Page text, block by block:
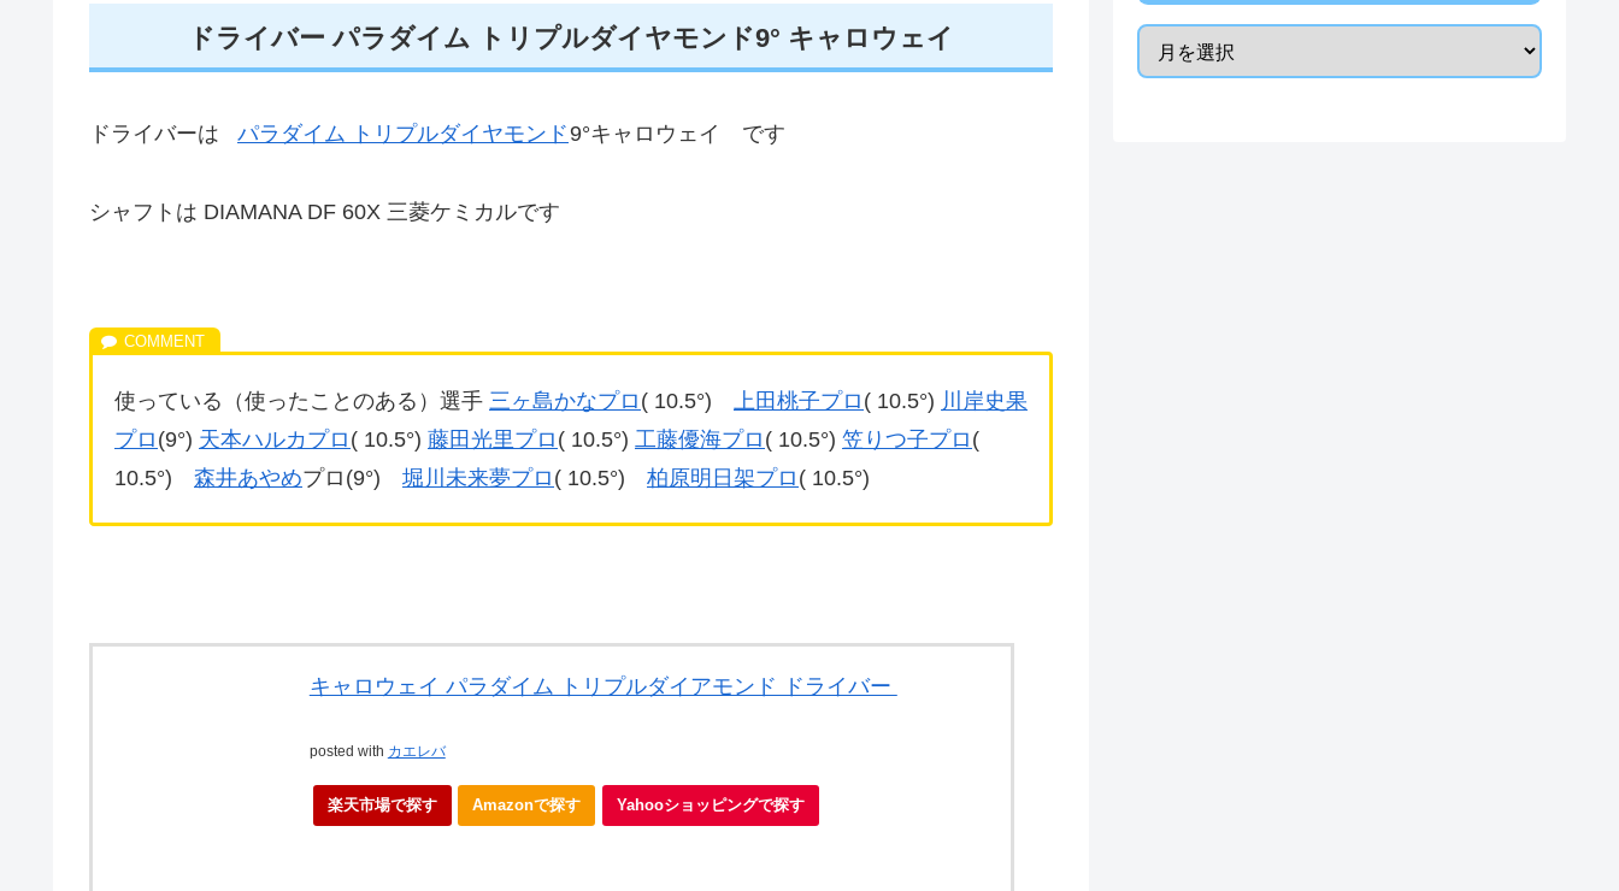
ドライバー パラダイム トリプルダイヤモンド9° キャロウェイ
ドライバーは パラダイム トリプルダイヤモンド9°キャロウェイ です
シャフトは DIAMANA DF 60X 三菱ケミカルです
使っている（使ったことのある）選手 三ヶ島かなプロ ( 10.5°) 上田桃子プロ ( 10.5°) 川岸史果
プロ (9°) 天本ハルカプロ ( 10.5°) 藤田光里プロ ( 10.5°) 工藤優海プロ ( 10.5°) 笠りつ子プロ (
10.5°) 森井あやめプロ(9°) 堀川未来夢プロ ( 10.5°) 柏原明日架プロ ( 10.5°)
キャロウェイ パラダイム トリプルダイアモンド ドライバー
posted with カエレバ
楽天市場で探す Amazonで探す Yahooショッピングで探す